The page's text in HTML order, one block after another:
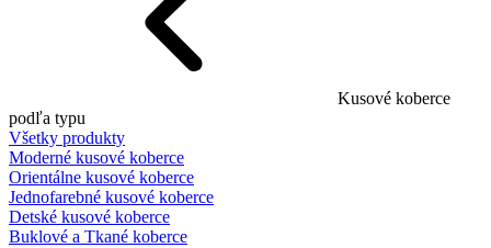
Kusové koberce
podľa typu
Všetky produkty
Moderné kusové koberce
Orientálne kusové koberce
Jednofarebné kusové koberce
Detské kusové koberce
Buklové a Tkané koberce